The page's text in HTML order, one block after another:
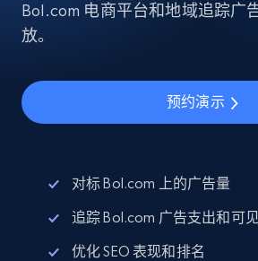
Bol.com 电商平台和地域追踪广
放。
预约演示
对标 Bol.com 上的广告量
追踪 Bol.com 广告支出和可
优化 SEO 表现和排名